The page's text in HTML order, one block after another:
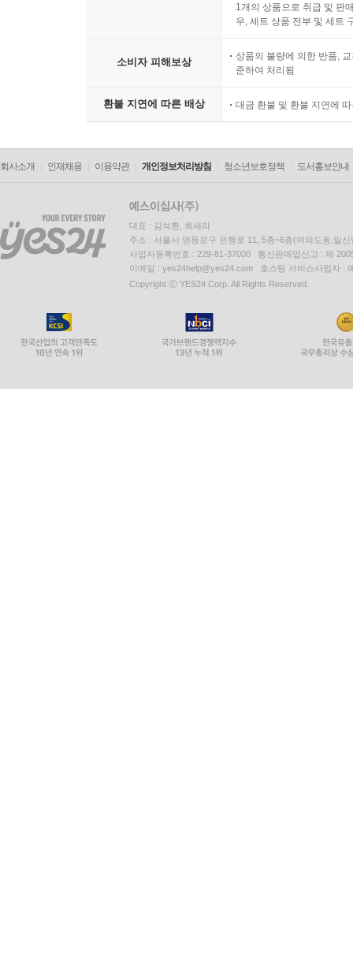
1개의 상품으로 취급 및 판
우, 세트 상품 전부 및 세트
소비자 피해보상
상품의 불량에 의한 반품,
준하여 처리됨
환불 지연에 따른 배상 대금 환불 및 환불 지연에
회사소개 인재채용 이용약관 개인정보처리방침 청소년보호정책 도서홍보안내
대표 : 김석환, 최세라
주소 : 서울시 영등포구 은행로 11, 5층~6층(여의도동,일신
사업자등록번호 : 229-81-37000 통신판매업신고 : 제
이메일 : yes24help@yes24.com 호스팅 서비스사업자 :
Copyright ⓒ YES24 Corp. All Rights Reserved.